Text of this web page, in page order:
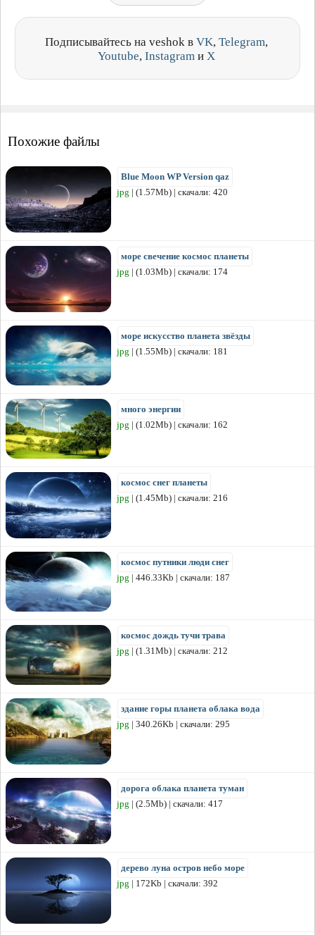
Подписывайтесь на veshok в VK, Telegram,
Youtube, Instagram и X
Похожие файлы
Blue Moon WP Version qaz
jpg | (1.57Mb) | скачали: 420
море свечение космос планеты
jpg | (1.03Mb) | скачали: 174
море искусство планета звёзды
jpg | (1.55Mb) | скачали: 181
много энергии
jpg | (1.02Mb) | скачали: 162
космос снег планеты
jpg | (1.45Mb) | скачали: 216
космос путники люди снег
jpg | 446.33Kb | скачали: 187
космос дождь тучи трава
jpg | (1.31Mb) | скачали: 212
здание горы планета облака вода
jpg | 340.26Kb | скачали: 295
дорога облака планета туман
jpg | (2.5Mb) | скачали: 417
дерево луна остров небо море
jpg | 172Kb | скачали: 392